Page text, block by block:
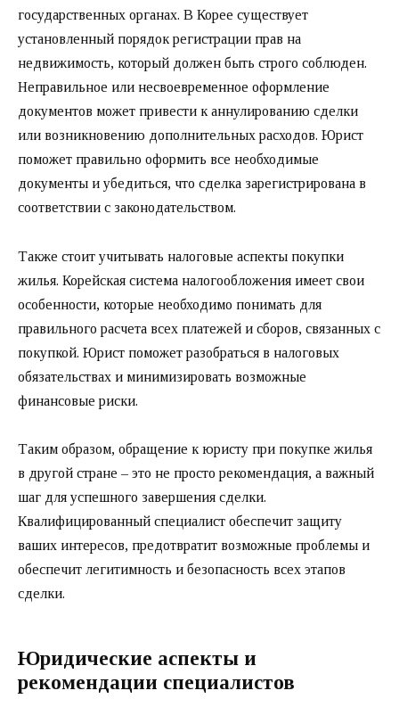
государственных органах. В Корее существует
установленный порядок регистрации прав на
недвижимость, который должен быть строго соблюден.
Неправильное или несвоевременное оформление
документов может привести к аннулированию сделки
или возникновению дополнительных расходов. Юрист
поможет правильно оформить все необходимые
документы и убедиться, что сделка зарегистрирована в
соответствии с законодательством.
Также стоит учитывать налоговые аспекты покупки
жилья. Корейская система налогообложения имеет свои
особенности, которые необходимо понимать для
правильного расчета всех платежей и сборов, связанных с
покупкой. Юрист поможет разобраться в налоговых
обязательствах и минимизировать возможные
финансовые риски.
Таким образом, обращение к юристу при покупке жилья
в другой стране – это не просто рекомендация, а важный
шаг для успешного завершения сделки.
Квалифицированный специалист обеспечит защиту
ваших интересов, предотвратит возможные проблемы и
обеспечит легитимность и безопасность всех этапов
сделки.
Юридические аспекты и
рекомендации специалистов